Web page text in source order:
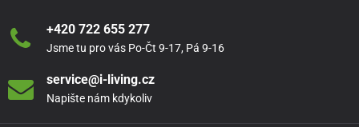
+420 722 655 277
Jsme tu pro vás Po-Čt 9-17, Pá 9-16
service@i-living.cz
Napište nám kdykoliv